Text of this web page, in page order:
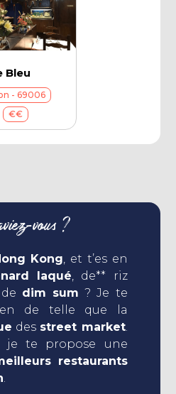
Bleu
- 69006
€€
vous ?
Kong, et t’es en
laqué, de** riz
dim sum ? Je te
de telle que la
des street market.
je te propose une
restaurants
.